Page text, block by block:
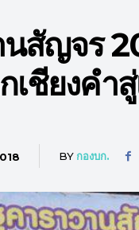
สัญจร
เชียงคำ
BY กองบก.